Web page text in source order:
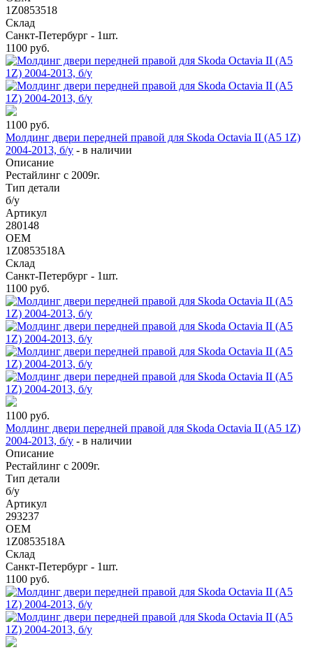
1Z0853518
Склад
Санкт-Петербург - 1шт.
1100 руб.
1100 руб.
Молдинг двери передней правой для Skoda Octavia II (A5 1Z)
2004-2013, б/у - в наличии
Описание
Рестайлинг с 2009г.
Тип детали
б/у
Артикул
280148
OEM
1Z0853518A
Склад
Санкт-Петербург - 1шт.
1100 руб.
1100 руб.
Молдинг двери передней правой для Skoda Octavia II (A5 1Z)
2004-2013, б/у - в наличии
Описание
Рестайлинг с 2009г.
Тип детали
б/у
Артикул
293237
OEM
1Z0853518A
Склад
Санкт-Петербург - 1шт.
1100 руб.